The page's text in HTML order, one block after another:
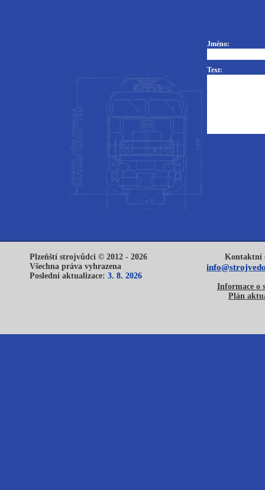
Jméno:
Text:
Plzeňští strojvůdci © 2012 - 2026
Všechna práva vyhrazena
Poslední aktualizace: 3. 8. 2026
Kontaktní
Informace o
Plán